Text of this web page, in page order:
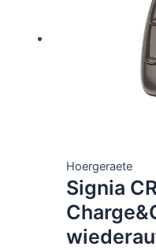
Hoergeraete
Signia